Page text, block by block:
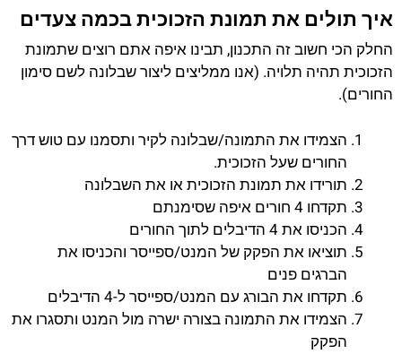
איך תולים את תמונת הזכוכית בכמה צעדים
החלק הכי חשוב זה התכנון, תבינו איפה אתם רוצים שתמונת
הזכוכית תהיה תלויה. (אנו ממליצים ליצור שבלונה לשם סימון
החורים).
הצמידו את התמונה/שבלונה לקיר ותסמנו עם טוש דרך
החורים שעל הזכוכית.
תורידו את תמונת הזכוכית או את השבלונה
תקדחו 4 חורים איפה שסימנתם
הכניסו את 4 הדיבלים לתוך החורים
תוציאו את הפקק של המנט/ספייסר והכניסו את
הברגים פנים
תקדחו את הבורג עם המנט/ספייסר ל-4 הדיבלים
הצמידו את התמונה בצורה ישרה מול המנט ותסגרו את
הפקק